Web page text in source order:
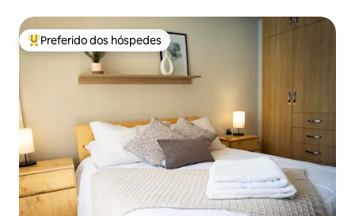
Entre os melhores preferidos dos hóspedes
Preferido dos hóspedes